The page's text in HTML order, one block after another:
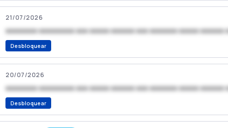
21/07/2026
xxxxxxxx xxxxxxxxx xxx xxxxx xxxxxx xxx xxxxxxx xxxxx xxxxxx
Desbloquear
20/07/2026
xxxxxxxx xxxxxxxxx xxx xxxxx xxxxxx xxx xxxxxxx xxxxx xxxxxx
Desbloquear